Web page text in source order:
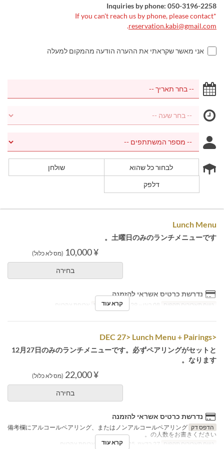
Inquiries by phone: 050-3196-2258
*If you can't reach us by phone, please contact
reservation.kabi@gmail.com
.
אני מאשר שקראתי את ההערה הודעה מהמקום למעלה
לבחור כל שהוא
שולחן
דלפק
Lunch Menu
土曜日のみのランチメニューです。
¥ 10,000 (מס לא כלול)
בחירה
נדרשת כרטיס אשראי להזמנה
טווח תאריכים תקפים ארוחות ארוחת צהריים קרא עוד
<DEC 27> Lunch Menu + Pairings
12月27日のみのランチメニューです。必ずペアリングがセットと
なります。
¥ 22,000 (מס לא כלול)
בחירה
נדרשת כרטיס אשראי להזמנה
הדפס דק 備考欄にアルコールペアリング、またはノンアルコールペアリング
の人数をお書きください。
טווח תאריכים תקפים
ארוחות ארוחת צהריים קרא עוד